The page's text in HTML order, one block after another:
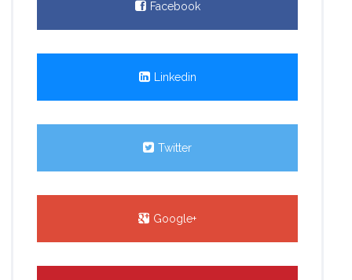
Facebook
Linkedin
Twitter
Google+